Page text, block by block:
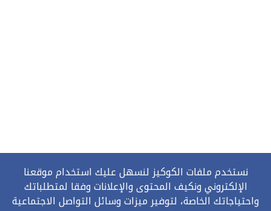
نستخدم ملفات الكوكيز لنسهل عليك استخدام موقعنا
الإلكتروني ونكيف المحتوى والإعلانات وفقا لمتطلباتك
واحتياجاتك الخاصة، لتوفير ميزات وسائل التواصل الاجتماعية